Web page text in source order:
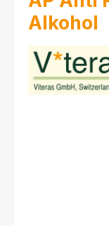
Alkohol